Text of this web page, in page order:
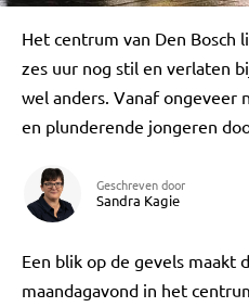
Het centrum van Den Bosch
zes uur nog stil en verlaten
wel anders. Vanaf ongeveer
en plunderende jongeren
Geschreven door
Sandra Kagie
Een blik op de gevels
maandagavond in het